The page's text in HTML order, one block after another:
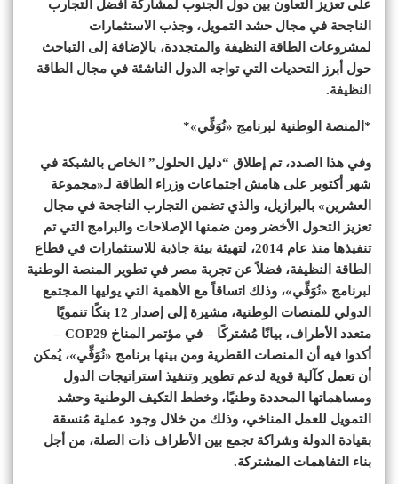
على تعزيز التعاون بين دول الجنوب لمشاركة أفضل التجارب
الناجحة في مجال حشد التمويل، وجذب الاستثمارات
لمشروعات الطاقة النظيفة والمتجددة، بالإضافة إلى التباحث
حول أبرز التحديات التي تواجه الدول الناشئة في مجال الطاقة
النظيفة.
*المنصة الوطنية لبرنامج «نُوَفِّي»*
وفي هذا الصدد، تم إطلاق “دليل الحلول” الخاص بالشبكة في
شهر أكتوبر على هامش اجتماعات وزراء الطاقة لـ«مجموعة
العشرين‬» بالبرازيل، والذي تضمن التجارب الناجحة في مجال
تعزيز التحول الأخضر ومن ضمنها الإصلاحات والبرامج التي تم
تنفيذها منذ عام 2014، لتهيئة بيئة جاذبة للاستثمارات في قطاع
الطاقة النظيفة، فضلاً عن تجربة مصر في تطوير المنصة الوطنية
لبرنامج «نُوَفِّي»، وذلك اتساقاً مع الأهمية التي يوليها المجتمع
الدولي للمنصات الوطنية، مشيرة إلى إصدار 12 بنكًا تنمويًا
متعدد الأطراف، بيانًا مُشتركًا – في مؤتمر المناخ COP29 –
أكدوا فيه أن المنصات القطرية ومن بينها برنامج «نُوَفِّي»، يُمكن
أن تعمل كآلية قوية لدعم تطوير وتنفيذ استراتيجات الدول
ومساهماتها المحددة وطنيًا، وخطط التكيف الوطنية وحشد
التمويل للعمل المناخي، وذلك من خلال وجود عملية مُنسقة
بقيادة الدولة وشراكة تجمع بين الأطراف ذات الصلة، من أجل
بناء التفاهمات المشتركة.